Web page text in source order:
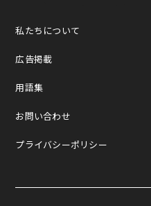
私たちについて
広告掲載
用語集
お問い合わせ
プライバシーポリシー